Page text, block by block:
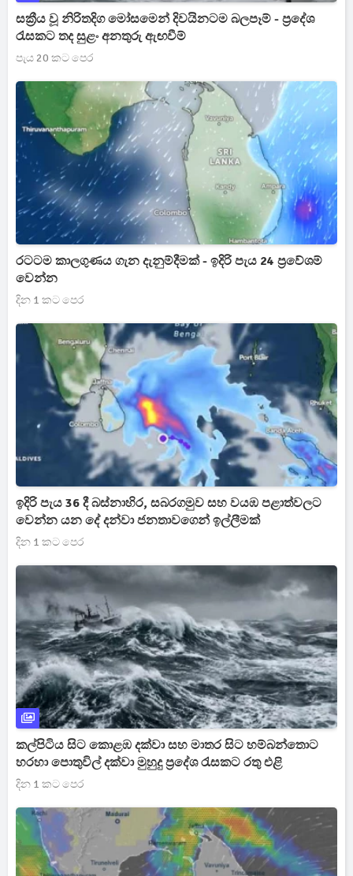
සක්‍රීය වූ නිරිතදිග මෝසමෙන් දිවයිනටම බලපෑම් - ප්‍රදේශ
රැසකට තද සුළං අනතුරු ඇඟවීම්
පැය 20 කට පෙර
රටටම කාලගුණය ගැන දැනුම්දීමක් - ඉදිරි පැය 24 ප්‍රවේශම්
වෙන්න
දින 1 කට පෙර
ඉදිරි පැය 36 දී බස්නාහිර, සබරගමුව සහ වයඹ පළාත්වලට
වෙන්න යන දේ දන්වා ජනතාවගෙන් ඉල්ලීමක්
දින 1 කට පෙර
කල්පිටිය සිට කොළඹ දක්වා සහ මාතර සිට හම්බන්තොට
හරහා පොතුවිල් දක්වා මුහුදු ප්‍රදේශ රැසකට රතු එළි
දින 1 කට පෙර